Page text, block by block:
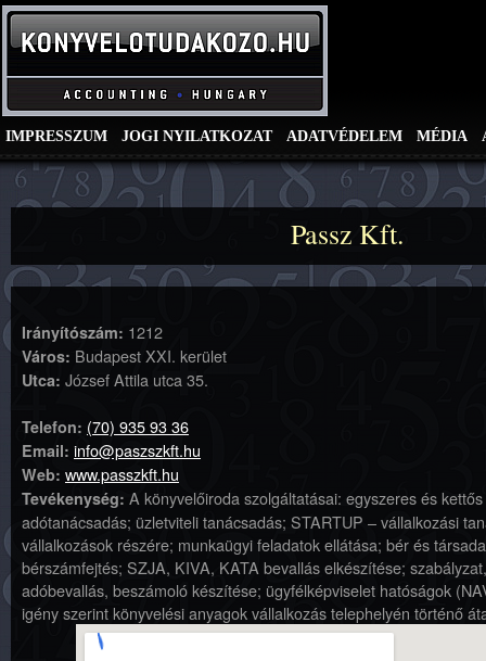
IMPRESSZUM JOGI NYILATKOZAT ADATVÉDELEM MÉDIA
Passz Kft.
Irányítószám: 1212
Város: Budapest XXI. kerület
Utca: József Attila utca 35.
Telefon: (70) 935 93 36
Email: info@paszszkft.hu
Web: www.passzkft.hu
Tevékenység: A könyvelőiroda szolgáltatásai: egyszeres és
adótanácsadás; üzletviteli tanácsadás; STARTUP – vállalkozási
vállalkozások részére; munkaügyi feladatok ellátása; bér és
bérszámfejtés; SZJA, KIVA, KATA bevallás elkészítése;
adóbevallás, beszámoló készítése; ügyfélképviselet hatóságok
igény szerint könyvelési anyagok vállalkozás telephelyén történő